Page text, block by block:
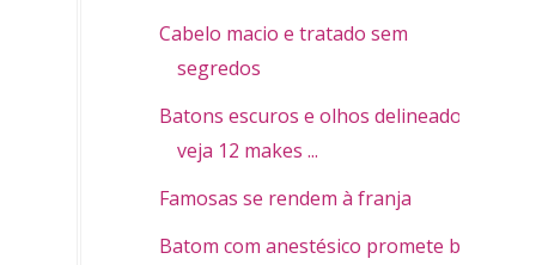
Cabelo macio e tratado sem
segredos
Batons escuros e olhos delineados -
veja 12 makes ...
Famosas se rendem à franja
Batom com anestésico promete beijo